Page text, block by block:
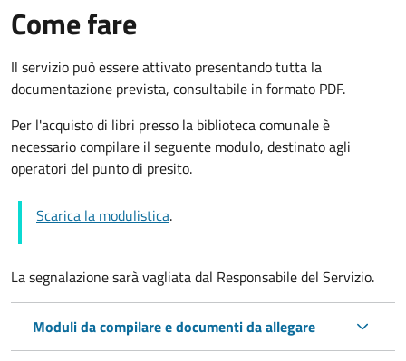
Come fare
Il servizio può essere attivato presentando tutta la
documentazione prevista, consultabile in formato PDF.
Per l'acquisto di libri presso la biblioteca comunale è
necessario compilare il seguente modulo, destinato agli
operatori del punto di presito.
Scarica la modulistica.
La segnalazione sarà vagliata dal Responsabile del Servizio.
Moduli da compilare e documenti da allegare